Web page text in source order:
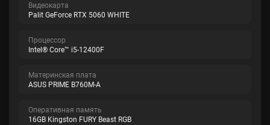
Видеокарта
Palit GeForce RTX 5060 WHITE
Процессор
Intel® Core™ i5-12400F
Материнская плата
ASUS PRIME B760M-A
Оперативная память
16GB Kingston FURY Beast RGB